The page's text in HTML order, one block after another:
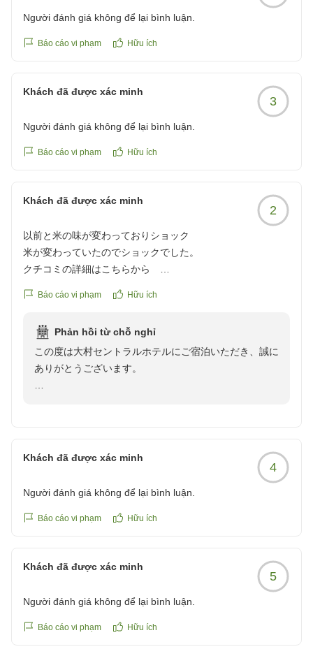
Người đánh giá không để lại bình luận.
Báo cáo vi phạm Hữu ích
Khách đã được xác minh
3
Người đánh giá không để lại bình luận.
Báo cáo vi phạm Hữu ích
Khách đã được xác minh
2
以前と米の味が変わっておりショック
米が変わっていたのでショックでした。
クチコミの詳細はこちらから
reviewId=33123478434511
Báo cáo vi phạm Hữu ích
Phản hồi từ chỗ nghỉ
この度は大村セントラルホテルにご宿泊いただき、誠に
ありがとうございます。
ず、残念な思いをさせてしまいましたこと、深くお詫び
し、今後のメニュー改善の参考にさせていただきます。
また大村へお越しの際は、ぜひ当ホテルをご利用いただ
けますと幸いです。
スタッフ一同、またのお越しを心よりお待ち申し上げて
Khách đã được xác minh
4
Người đánh giá không để lại bình luận.
Báo cáo vi phạm Hữu ích
Khách đã được xác minh
5
Người đánh giá không để lại bình luận.
Báo cáo vi phạm Hữu ích